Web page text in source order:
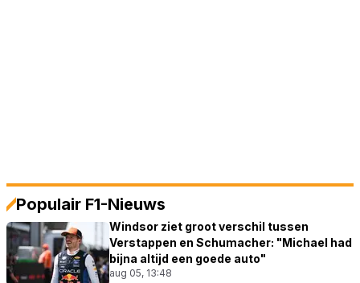
Populair F1-Nieuws
Windsor ziet groot verschil tussen
Verstappen en Schumacher: "Michael had
bijna altijd een goede auto"
aug 05, 13:48